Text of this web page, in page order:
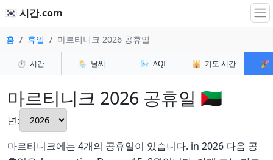
🇰🇷 시간.com
홈 휴일 마르티니크 2026 공휴일
⏱️ 시간 🌦️ 날씨 🌬️ AQI 🕌 기도 시간 🎉
마르티니크 2026 공휴일 🇲🇶
년:
마르티니크에는 4개의 공휴일이 있습니다. in 2026 다음 공